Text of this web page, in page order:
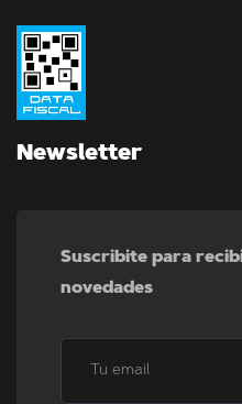
Newsletter
Suscribite para
novedades